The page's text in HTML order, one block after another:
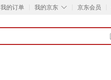
我的订单 ◇
我的京东 京东会员